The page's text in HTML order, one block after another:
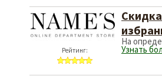
Рейтинг:
На
Узнать